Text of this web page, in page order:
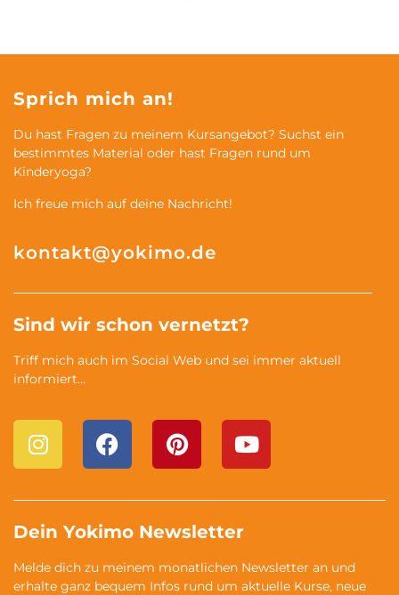
Sprich mich an!
Du hast Fragen zu meinem Kursangebot? Suchst ein
bestimmtes Material oder hast Fragen rund um
Kinderyoga?
Ich freue mich auf deine Nachricht!
kontakt@yokimo.de
Sind wir schon vernetzt?
Triff mich auch im Social Web und sei immer aktuell
informiert…
Dein Yokimo Newsletter
Melde dich zu meinem monatlichen Newsletter an und
erhalte ganz bequem Infos rund um aktuelle Kurse, neue